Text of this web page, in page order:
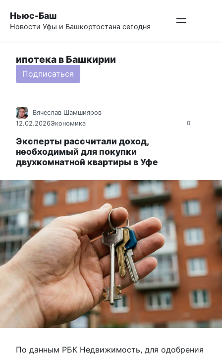
контенту
Ньюс-Баш
Новости Уфы и Башкортостана сегодня
ипотека в Башкирии
Подписаться
0
Вячеслав Шамшияров
12.02.2026Экономика
Эксперты рассчитали доход,
необходимый для покупки
двухкомнатной квартиры в Уфе
По данным РБК Недвижимость, для одобрения